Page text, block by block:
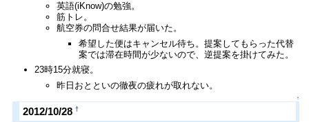
英語(iKnow)の勉強。
筋トレ。
航空券の問合せ結果が届いた。
希望した便はキャンセル待ち。提案してもらった代替
案では滞在時間が少ないので、逆提案を掛けてみた。
23時15分就寝。
昨日おとといの徹夜の疲れが取れない。
↑
2012/10/28 †